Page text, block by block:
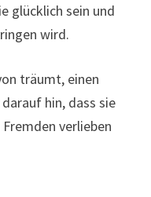
glücklich sein und
wird.
träumt, einen
hin, dass sie
verlieben